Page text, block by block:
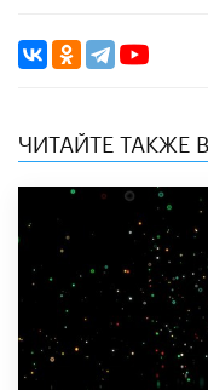
ЧИТАЙТЕ ТАКЖЕ